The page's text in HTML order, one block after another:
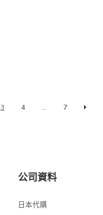
3 4 ... 7
公司資料
日本代購